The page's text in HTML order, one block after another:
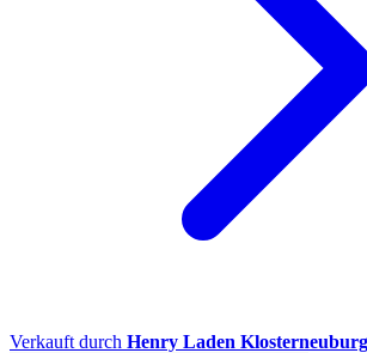
Verkauft durch Henry Laden Klosterneuburg